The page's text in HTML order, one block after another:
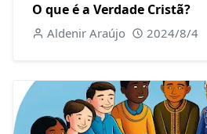
O que é a Verdade Cristã?
Aldenir Araújo 2024/8/4